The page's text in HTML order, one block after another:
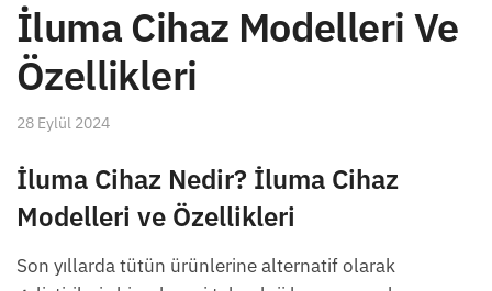
İluma Cihaz Modelleri Ve
Özellikleri
28 Eylül 2024
İluma Cihaz Nedir? İluma Cihaz
Modelleri ve Özellikleri
Son yıllarda tütün ürünlerine alternatif olarak